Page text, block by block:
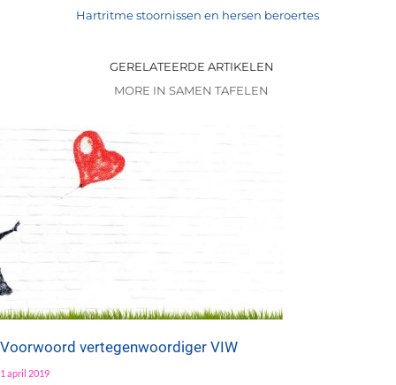
Hartritme stoornissen en hersen beroertes
GERELATEERDE ARTIKELEN
MORE IN SAMEN TAFELEN
Voorwoord vertegenwoordiger VIW
1 april 2019